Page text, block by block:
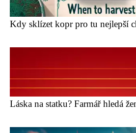
Kdy sklízet kopr pro tu nejlepší
Láska na statku? Farmář hledá